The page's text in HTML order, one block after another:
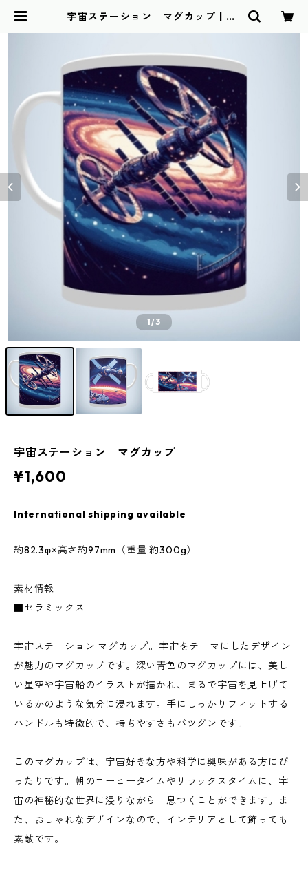
宇宙ステーション マグカップ | NA
1/3
宇宙ステーション マグカップ
¥1,600
International shipping available
約82.3φ×高さ約97mm（重量 約300g）
素材情報
■セラミックス
宇宙ステーション マグカップ。宇宙をテーマにしたデザイン
が魅力のマグカップです。深い青色のマグカップには、美し
い星空や宇宙船のイラストが描かれ、まるで宇宙を見上げて
いるかのような気分に浸れます。手にしっかりフィットする
ハンドルも特徴的で、持ちやすさもバツグンです。
このマグカップは、宇宙好きな方や科学に興味がある方にぴ
ったりです。朝のコーヒータイムやリラックスタイムに、宇
宙の神秘的な世界に浸りながら一息つくことができます。ま
た、おしゃれなデザインなので、インテリアとして飾っても
素敵です。